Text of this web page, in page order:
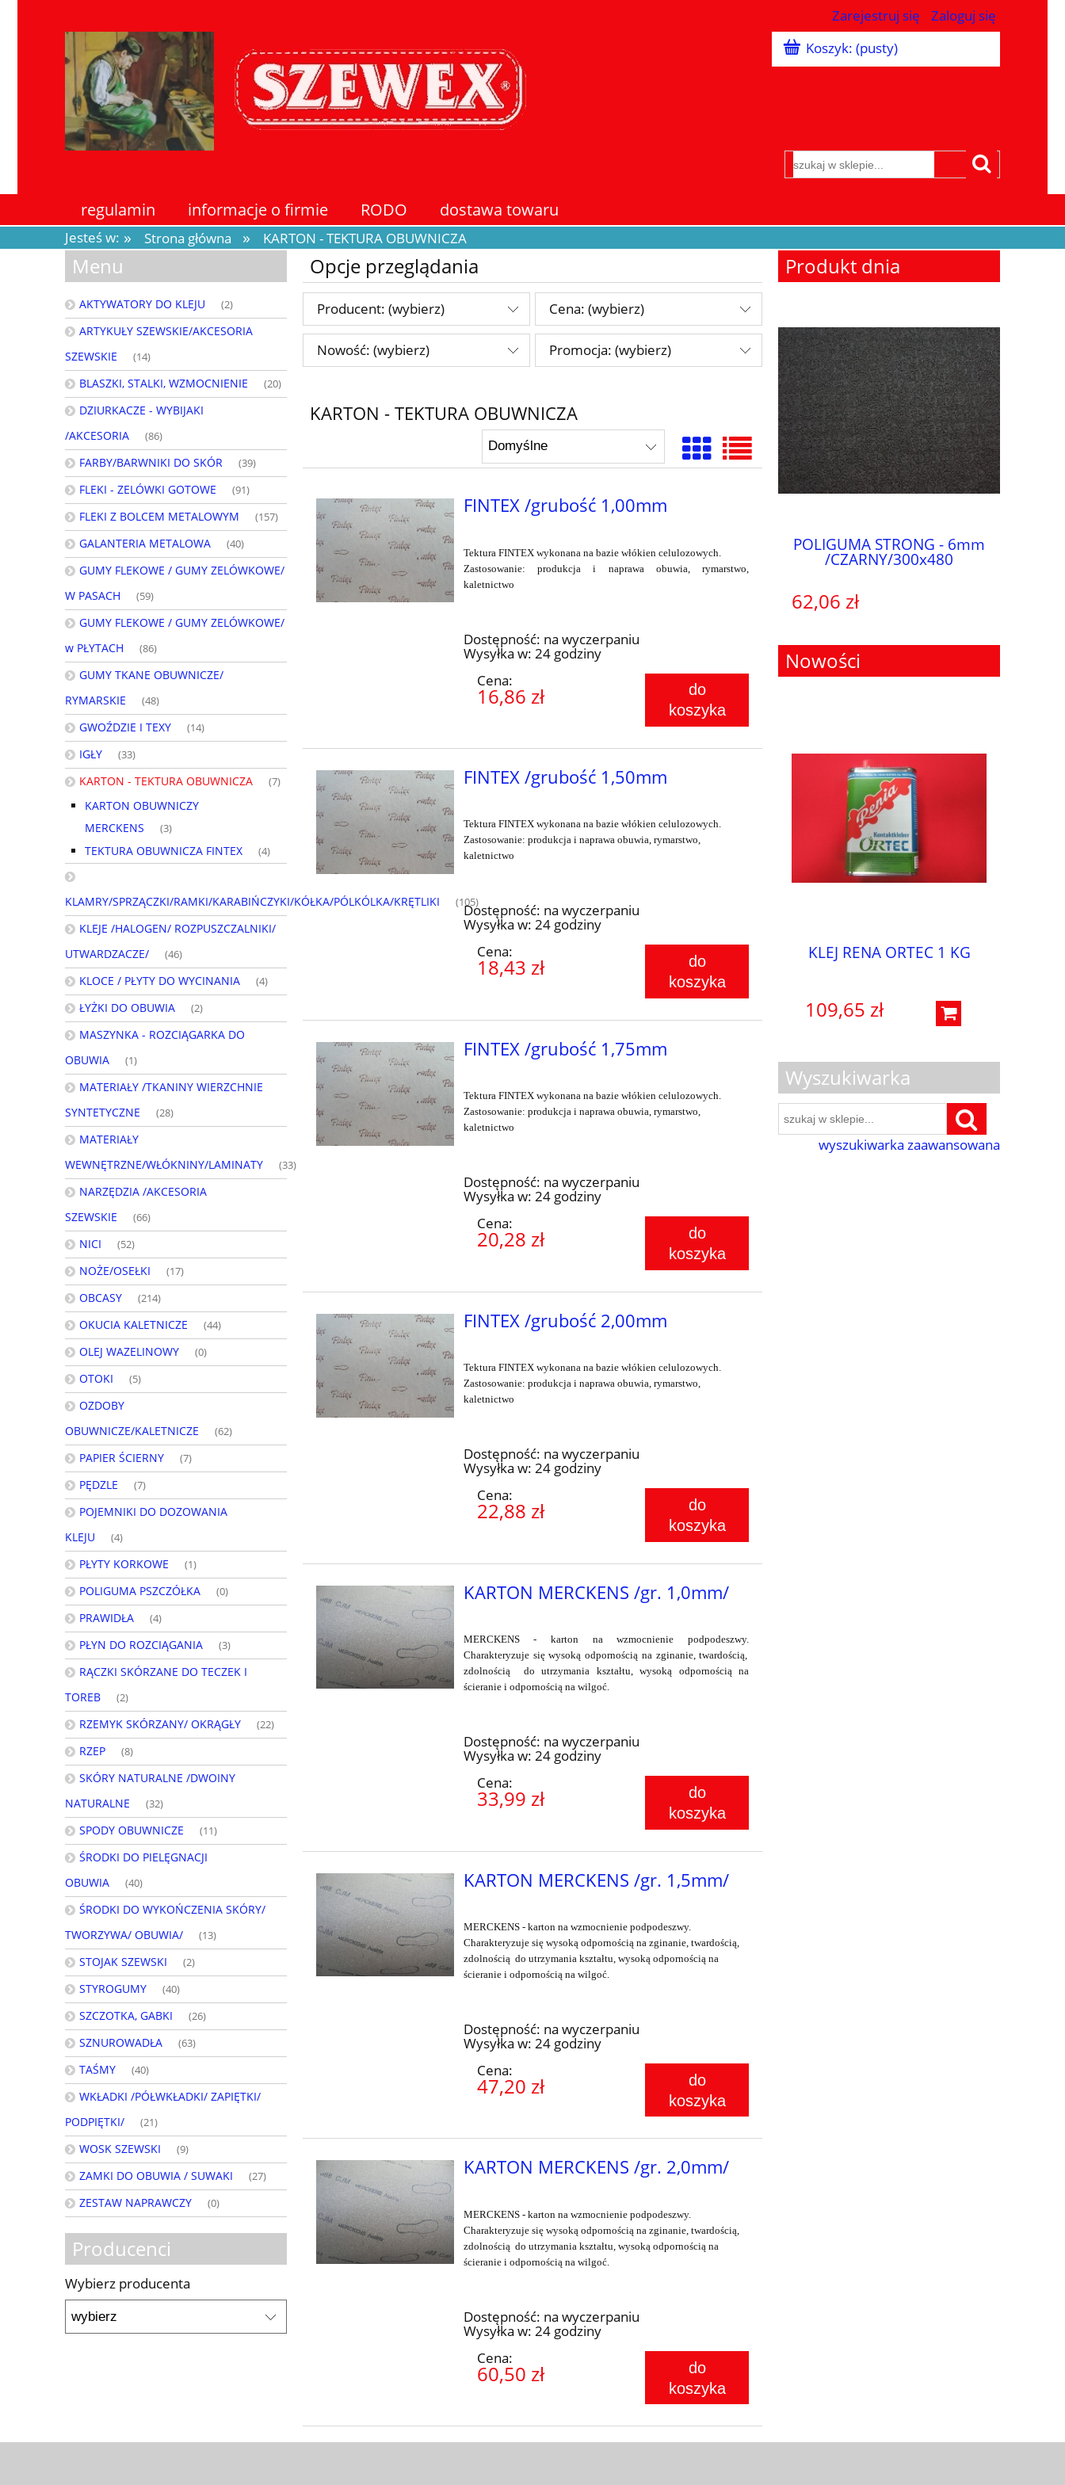
Zarejestruj się
Zaloguj się
Koszyk: (pusty)
regulamin informacje o firmie RODO dostawa towaru
Jesteś w: » Strona główna » KARTON - TEKTURA OBUWNICZA
Menu
AKTYWATORY DO KLEJU (2)
ARTYKUŁY SZEWSKIE/AKCESORIA
SZEWSKIE
(14)
BLASZKI, STALKI, WZMOCNIENIE (20)
DZIURKACZE - WYBIJAKI
/AKCESORIA
(86)
FARBY/BARWNIKI DO SKÓR (39)
FLEKI - ZELÓWKI GOTOWE (91)
FLEKI Z BOLCEM METALOWYM (157)
GALANTERIA METALOWA (40)
GUMY FLEKOWE / GUMY ZELÓWKOWE/
W PASACH
(59)
GUMY FLEKOWE / GUMY ZELÓWKOWE/
w PŁYTACH
(86)
GUMY TKANE OBUWNICZE/
RYMARSKIE
(48)
GWOŹDZIE I TEXY (14)
IGŁY (33)
KARTON - TEKTURA OBUWNICZA (7)
KARTON OBUWNICZY
MERCKENS
(3)
TEKTURA OBUWNICZA FINTEX (4)
KLAMRY/SPRZĄCZKI/RAMKI/KARABIŃCZYKI/KÓŁKA/PÓLKÓLKA/KRĘTLIKI (105)
KLEJE /HALOGEN/ ROZPUSZCZALNIKI/
UTWARDZACZE/
(46)
KLOCE / PŁYTY DO WYCINANIA (4)
ŁYŻKI DO OBUWIA (2)
MASZYNKA - ROZCIĄGARKA DO
OBUWIA
(1)
MATERIAŁY /TKANINY WIERZCHNIE
SYNTETYCZNE
(28)
MATERIAŁY
WEWNĘTRZNE/WŁÓKNINY/LAMINATY
(33)
NARZĘDZIA /AKCESORIA
SZEWSKIE
(66)
NICI (52)
NOŻE/OSEŁKI (17)
OBCASY (214)
OKUCIA KALETNICZE (44)
OLEJ WAZELINOWY (0)
OTOKI (5)
OZDOBY
OBUWNICZE/KALETNICZE
(62)
PAPIER ŚCIERNY (7)
PĘDZLE (7)
POJEMNIKI DO DOZOWANIA
KLEJU
(4)
PŁYTY KORKOWE (1)
POLIGUMA PSZCZÓŁKA (0)
PRAWIDŁA (4)
PŁYN DO ROZCIĄGANIA (3)
RĄCZKI SKÓRZANE DO TECZEK I
TOREB
(2)
RZEMYK SKÓRZANY/ OKRĄGŁY (22)
RZEP (8)
SKÓRY NATURALNE /DWOINY
NATURALNE
(32)
SPODY OBUWNICZE (11)
ŚRODKI DO PIELĘGNACJI
OBUWIA
(40)
ŚRODKI DO WYKOŃCZENIA SKÓRY/
TWORZYWA/ OBUWIA/
(13)
STOJAK SZEWSKI (2)
STYROGUMY (40)
SZCZOTKA, GABKI (26)
SZNUROWADŁA (63)
TAŚMY (40)
WKŁADKI /PÓŁWKŁADKI/ ZAPIĘTKI/
PODPIĘTKI/
(21)
WOSK SZEWSKI (9)
ZAMKI DO OBUWIA / SUWAKI (27)
ZESTAW NAPRAWCZY (0)
Producenci
Wybierz producenta
Opcje przeglądania
Producent: (wybierz) Cena: (wybierz)
Nowość: (wybierz) Promocja: (wybierz)
KARTON - TEKTURA OBUWNICZA
FINTEX /grubość 1,00mm
Tektura FINTEX wykonana na bazie włókien celulozowych.
Zastosowanie: produkcja i naprawa obuwia, rymarstwo,
kaletnictwo
Dostępność: na wyczerpaniu
Wysyłka w: 24 godziny
Cena:
16,86 zł
do
koszyka
FINTEX /grubość 1,50mm
Tektura FINTEX wykonana na bazie włókien celulozowych.
Zastosowanie: produkcja i naprawa obuwia, rymarstwo,
kaletnictwo
Dostępność: na wyczerpaniu
Wysyłka w: 24 godziny
Cena:
18,43 zł
do
koszyka
FINTEX /grubość 1,75mm
Tektura FINTEX wykonana na bazie włókien celulozowych.
Zastosowanie: produkcja i naprawa obuwia, rymarstwo,
kaletnictwo
Dostępność: na wyczerpaniu
Wysyłka w: 24 godziny
Cena:
20,28 zł
do
koszyka
FINTEX /grubość 2,00mm
Tektura FINTEX wykonana na bazie włókien celulozowych.
Zastosowanie: produkcja i naprawa obuwia, rymarstwo,
kaletnictwo
Dostępność: na wyczerpaniu
Wysyłka w: 24 godziny
Cena:
22,88 zł
do
koszyka
KARTON MERCKENS /gr. 1,0mm/
MERCKENS - karton na wzmocnienie podpodeszwy.
Charakteryzuje się wysoką odpornością na zginanie, twardością,
zdolnością do utrzymania kształtu, wysoką odpornością na
ścieranie i odpornością na wilgoć.
Dostępność: na wyczerpaniu
Wysyłka w: 24 godziny
Cena:
33,99 zł
do
koszyka
KARTON MERCKENS /gr. 1,5mm/
MERCKENS - karton na wzmocnienie podpodeszwy.
Charakteryzuje się wysoką odpornością na zginanie, twardością,
zdolnością do utrzymania kształtu, wysoką odpornością na
ścieranie i odpornością na wilgoć.
Dostępność: na wyczerpaniu
Wysyłka w: 24 godziny
Cena:
47,20 zł
do
koszyka
KARTON MERCKENS /gr. 2,0mm/
MERCKENS - karton na wzmocnienie podpodeszwy.
Charakteryzuje się wysoką odpornością na zginanie, twardością,
zdolnością do utrzymania kształtu, wysoką odpornością na
ścieranie i odpornością na wilgoć.
Dostępność: na wyczerpaniu
Wysyłka w: 24 godziny
Cena:
60,50 zł
do
koszyka
Produkt dnia
ciemny
POLIGUMA STRONG - 6mm
/CZARNY/300x480
62,06 zł
Nowości
KLEJ RENA ORTEC 1 KG
109,65 zł
Wyszukiwarka
wyszukiwarka zaawansowana